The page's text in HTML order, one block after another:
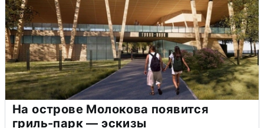
На острове Молокова появится
гриль-парк — эскизы